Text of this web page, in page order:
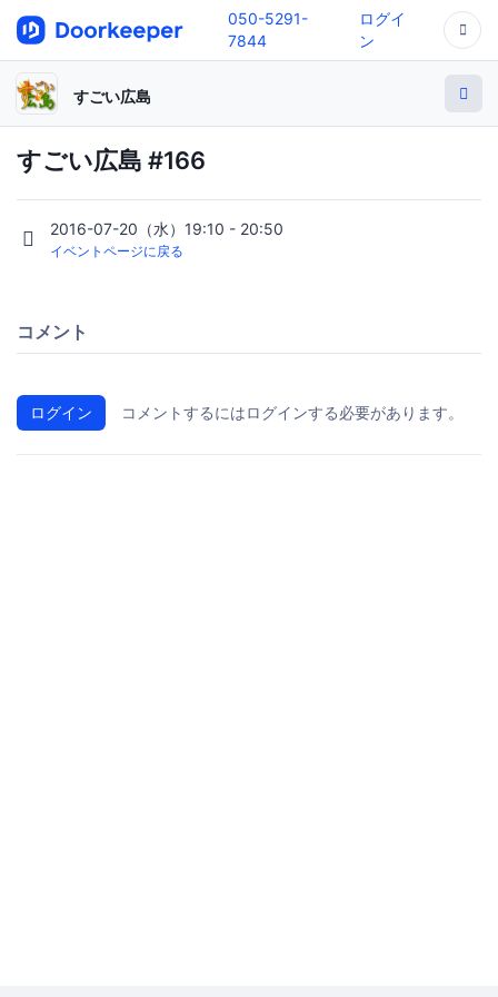
050-5291-
7844
ログイ
ン
すごい広島
すごい広島 #166
2016-07-20（水）19:10 - 20:50
イベントページに戻る
コメント
ログイン コメントするにはログインする必要があります。